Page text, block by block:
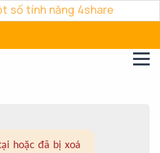
số tính năng 4share
hoặc đã bị xoá